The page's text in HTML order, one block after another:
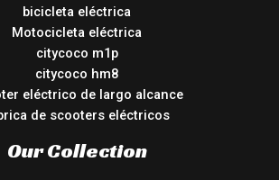
bicicleta eléctrica
Motocicleta eléctrica
citycoco m1p
citycoco hm8
eléctrico de largo alcance
de scooters eléctricos
Our Collection